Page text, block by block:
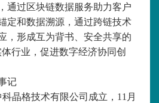
通过区块链数据服务助力客户
定和数据溯源，通过跨链技术
，形成互为背书、安全共享的
行业，促进数字经济协同创
记
科晶格技术有限公司成立，11月